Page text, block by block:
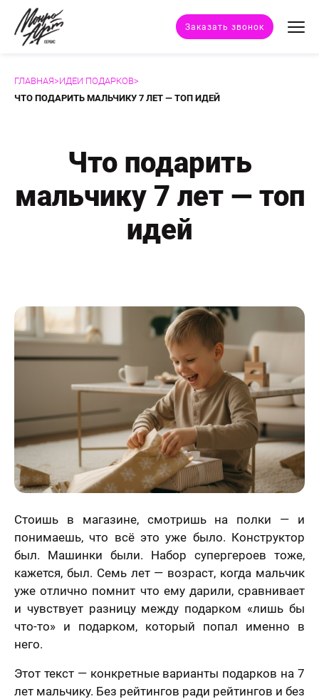
Заказать звонок
Техники портрета
Дополнительные услуги
Статьи
ГЛАВНАЯ>ИДЕИ ПОДАРКОВ>
ЧТО ПОДАРИТЬ МАЛЬЧИКУ 7 ЛЕТ — ТОП ИДЕЙ
Что подарить
мальчику 7 лет — топ
идей
Стоишь в магазине, смотришь на полки — и
понимаешь, что всё это уже было. Конструктор
был. Машинки были. Набор супергероев тоже,
кажется, был. Семь лет — возраст, когда мальчик
уже отлично помнит что ему дарили, сравнивает
и чувствует разницу между подарком «лишь бы
что-то» и подарком, который попал именно в
него.
Этот текст — конкретные варианты подарков на 7
лет мальчику. Без рейтингов ради рейтингов и без